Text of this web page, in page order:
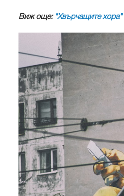
Виж още: "Хвърчащите